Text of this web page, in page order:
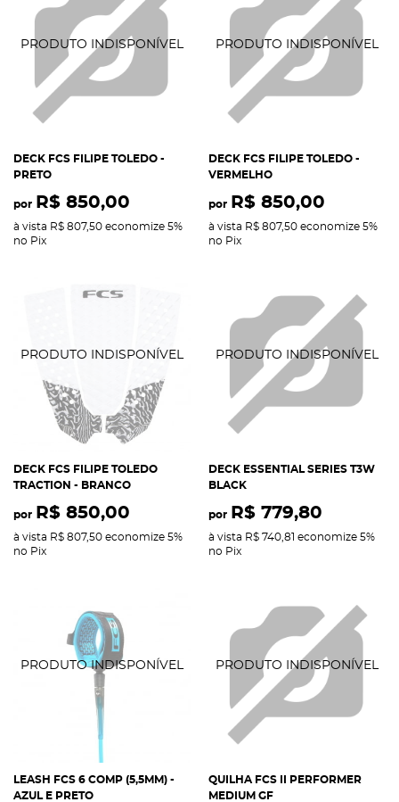
DECK FCS FILIPE TOLEDO -
PRETO
por R$ 850,00
à vista R$ 807,50 economize 5%
no Pix
DECK FCS FILIPE TOLEDO -
VERMELHO
por R$ 850,00
à vista R$ 807,50 economize 5%
no Pix
DECK FCS FILIPE TOLEDO
TRACTION - BRANCO
por R$ 850,00
à vista R$ 807,50 economize 5%
no Pix
DECK ESSENTIAL SERIES T3W
BLACK
por R$ 779,80
à vista R$ 740,81 economize 5%
no Pix
LEASH FCS 6 COMP (5,5MM) -
AZUL E PRETO
QUILHA FCS II PERFORMER
MEDIUM GF